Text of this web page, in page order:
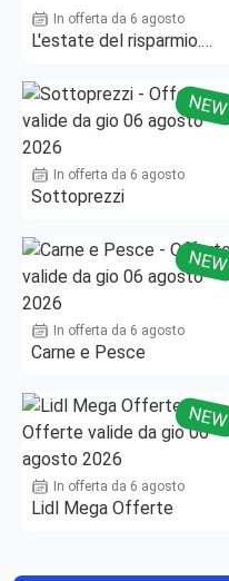
In offerta da 6 agosto
L'estate del risparmio.
NEW
In offerta da 6 agosto
Sottoprezzi
NEW
In offerta da 6 agosto
Carne e Pesce
NEW
In offerta da 6 agosto
Lidl Mega Offerte